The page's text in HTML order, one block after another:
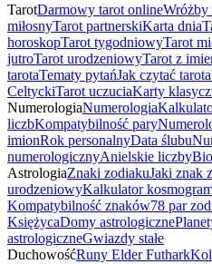
TarotDarmowy tarot onlineWróżby
miłosnyTarot partnerskiKarta dnia
horoskopTarot tygodniowyTarot
jutroTarot urodzeniowyTarot z
tarotaTematy pytańJak czytać
CeltyckiTarot uczuciaKarty
NumerologiaNumerologia
liczbKompatybilność pary
imionRok personalnyData ślubu
numerologicznyAnielskie liczby
AstrologiaZnaki zodiakuJaki znak
urodzeniowyKalkulator
Kompatybilność znaków78 par
KsiężycaDomy astrologiczne
astrologiczneGwiazdy stałe
DuchowośćRuny Elder Futhark